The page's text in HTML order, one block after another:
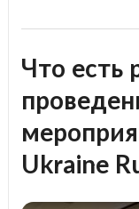
Что есть
Ukraine